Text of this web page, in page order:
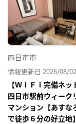
四日市市
情報更新日 2026/08/
【ＷｉＦｉ完備ネ
四日市駅前ウィーク
マンション【あすな
で徒歩６分の好立地】